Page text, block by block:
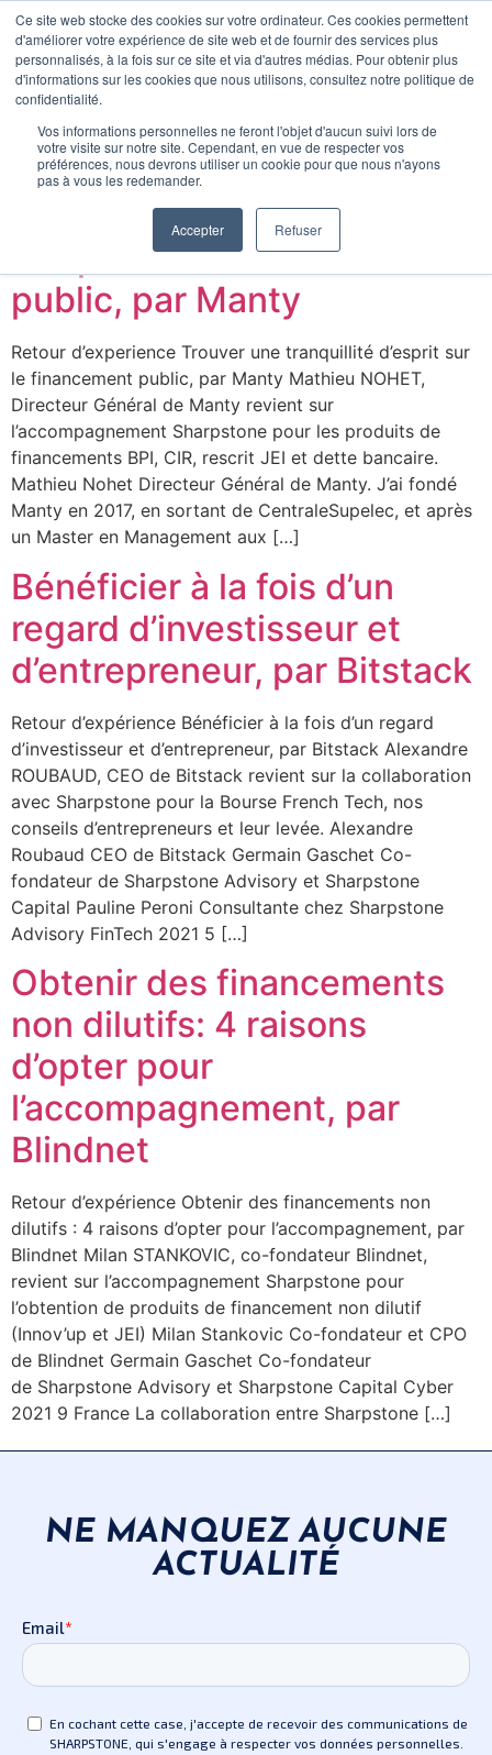
Ce site web stocke des cookies sur votre ordinateur. Ces cookies permettent
d'améliorer votre expérience de site web et de fournir des services plus
personnalisés, à la fois sur ce site et via d'autres médias. Pour obtenir plus
d'informations sur les cookies que nous utilisons, consultez notre politique de
confidentialité.
Vos informations personnelles ne feront l'objet d'aucun suivi lors de
votre visite sur notre site. Cependant, en vue de respecter vos
préférences, nous devrons utiliser un cookie pour que nous n'ayons
pas à vous les redemander.
Accepter Refuser
Equipe
Carrière
CONTACT
Catégorie :Retour
d’experience
Trouver une tranquillité
d’esprit sur le financement
public, par Manty
Retour d’experience Trouver une tranquillité d’esprit sur
le financement public, par Manty Mathieu NOHET,
Directeur Général de Manty revient sur
l’accompagnement Sharpstone pour les produits de
financements BPI, CIR, rescrit JEI et dette bancaire.
Mathieu Nohet Directeur Général de Manty. J’ai fondé
Manty en 2017, en sortant de CentraleSupelec, et après
un Master en Management aux […]
Bénéficier à la fois d’un
regard d’investisseur et
d’entrepreneur, par Bitstack
Retour d’expérience Bénéficier à la fois d’un regard
d’investisseur et d’entrepreneur, par Bitstack Alexandre
ROUBAUD, CEO de Bitstack revient sur la collaboration
avec Sharpstone pour la Bourse French Tech, nos
conseils d’entrepreneurs et leur levée. Alexandre
Roubaud CEO de Bitstack Germain Gaschet Co-
fondateur de Sharpstone Advisory et Sharpstone
Capital Pauline Peroni Consultante chez Sharpstone
Advisory FinTech 2021 5 […]
Obtenir des financements
non dilutifs: 4 raisons
d’opter pour
l’accompagnement, par
Blindnet
Retour d’expérience Obtenir des financements non
dilutifs : 4 raisons d’opter pour l’accompagnement, par
Blindnet Milan STANKOVIC, co-fondateur Blindnet,
revient sur l’accompagnement Sharpstone pour
l’obtention de produits de financement non dilutif
(Innov’up et JEI) Milan Stankovic Co-fondateur et CPO
de Blindnet Germain Gaschet Co-fondateur
de Sharpstone Advisory et Sharpstone Capital Cyber
2021 9 France La collaboration entre Sharpstone […]
NE MANQUEZ AUCUNE
ACTUALITÉ